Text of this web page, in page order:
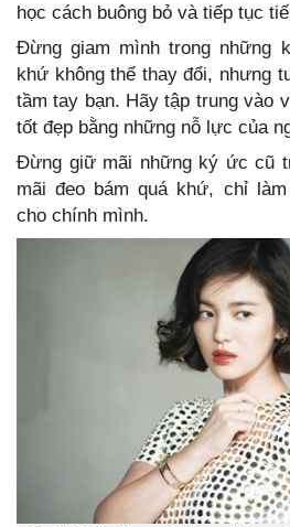
học cách buông bỏ và tiếp tục
Đừng giam mình trong những
khứ không thể thay đổi, nhưng
tầm tay bạn. Hãy tập trung vào
tốt đẹp bằng những nỗ lực của
Đừng giữ mãi những ký ức cũ
mãi đeo bám quá khứ, chỉ
cho chính mình.